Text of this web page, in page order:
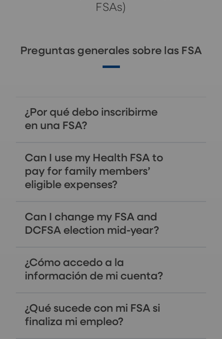
FSAs)
Preguntas generales sobre las FSA
¿Por qué debo inscribirme
en una FSA?
Can I use my Health FSA to
pay for family members’
eligible expenses?
Can I change my FSA and
DCFSA election mid-year?
¿Cómo accedo a la
información de mi cuenta?
¿Qué sucede con mi FSA si
finaliza mi empleo?